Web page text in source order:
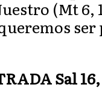
(Mt 6,
Sal 16,